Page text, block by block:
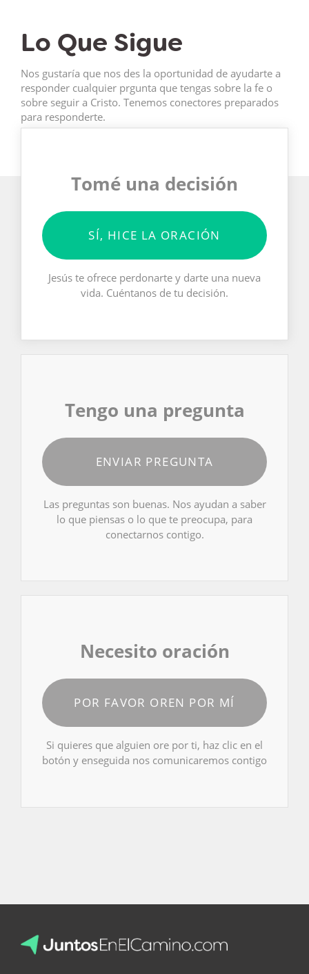
Lo Que Sigue
Nos gustaría que nos des la oportunidad de ayudarte a
responder cualquier prgunta que tengas sobre la fe o
sobre seguir a Cristo. Tenemos conectores preparados
para responderte.
Tomé una decisión
SÍ, HICE LA ORACIÓN
Jesús te ofrece perdonarte y darte una nueva
vida. Cuéntanos de tu decisión.
Tengo una pregunta
ENVIAR PREGUNTA
Las preguntas son buenas. Nos ayudan a saber
lo que piensas o lo que te preocupa, para
conectarnos contigo.
Necesito oración
POR FAVOR OREN POR MÍ
Si quieres que alguien ore por ti, haz clic en el
botón y enseguida nos comunicaremos contigo